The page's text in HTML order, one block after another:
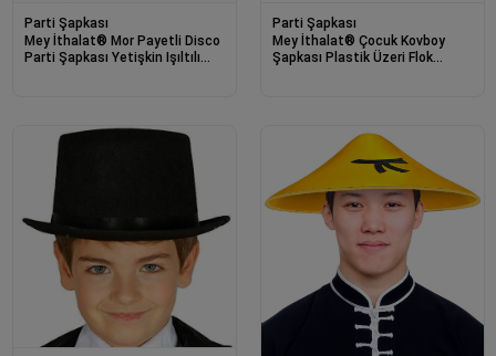
Parti Şapkası
Mey İthalat® Mor Payetli Disco
Parti Şapkası Yetişkin Işıltılı
Parti Şapkası
Mey İthalat® Çocuk Kovboy
Şapkası Plastik Üzeri Flok